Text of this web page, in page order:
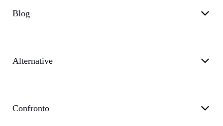
Blog
Alternative
Confronto